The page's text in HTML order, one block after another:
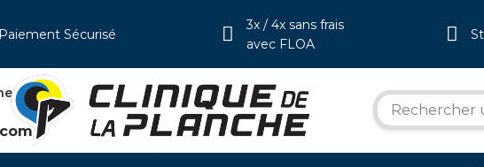
Paiement Sécurisé
3x / 4x sans frais
avec FLOA